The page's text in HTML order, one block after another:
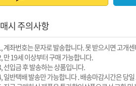
시 주의사항
계좌번호는 문자로 발송합니다. 못 받으시면 고개
만 19세 이상부터 구매 가능합니다.
선입금 후 발송하는 상품입니다.
일반택배 발송만 가능합니다 . 배송마감시간은 당